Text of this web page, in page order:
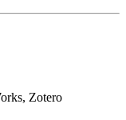
Zotero